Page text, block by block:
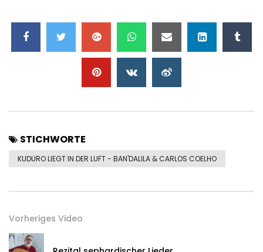
STICHWORTE
KUDURO LIEGT IN DER LUFT - BAN'DALILA & CARLOS COELHO
Vorheriges Video